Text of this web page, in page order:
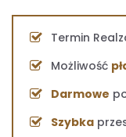
Termin
Możliwość
Darmowe
Szybka